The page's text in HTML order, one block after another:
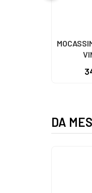
DA